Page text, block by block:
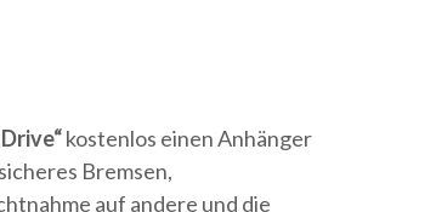
kostenlos einen Anhänger
Bremsen,
auf andere und die